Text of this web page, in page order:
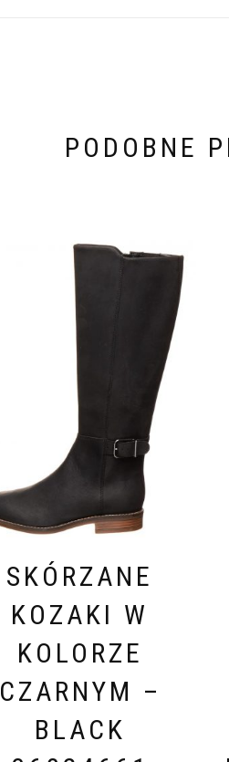
PODOBNE
SKÓRZANE
KOZAKI W
KOLORZE
CZARNYM –
BLACK